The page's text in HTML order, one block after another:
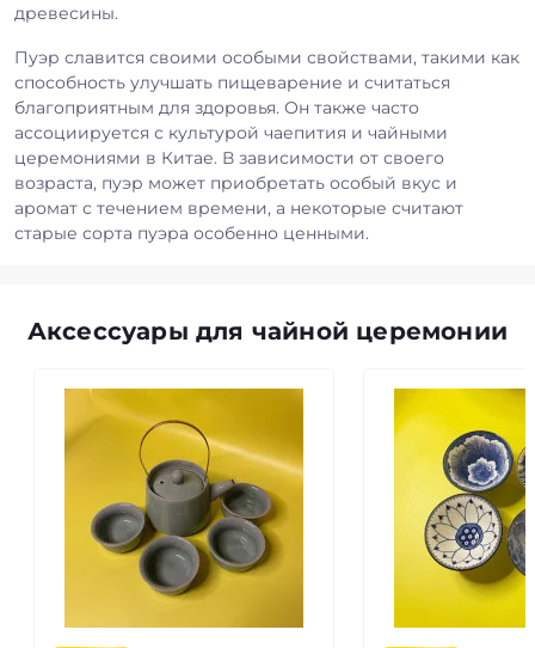
древесины.
Пуэр славится своими особыми свойствами, такими как
способность улучшать пищеварение и считаться
благоприятным для здоровья. Он также часто
ассоциируется с культурой чаепития и чайными
церемониями в Китае. В зависимости от своего
возраста, пуэр может приобретать особый вкус и
аромат с течением времени, а некоторые считают
старые сорта пуэра особенно ценными.
Аксессуары для чайной церемонии